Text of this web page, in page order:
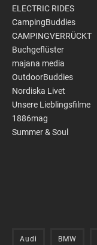
ELECTRIC RIDES
CampingBuddies
CAMPINGVERRÜCKT
Buchgeflüster
majana media
OutdoorBuddies
Nordiska Livet
Unsere Lieblingsfilme
1886mag
Summer & Soul
Audi BMW